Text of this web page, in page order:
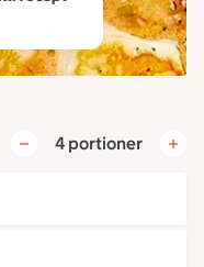
4 portioner